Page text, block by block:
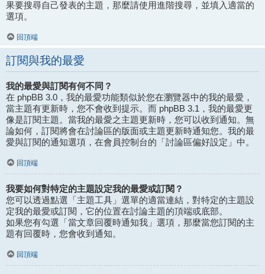
果要搜尋自己發表的主題，那麼請使用進階搜尋，並填入適當的
選項。
回頂端
訂閱與我的最愛
我的最愛與訂閱有何不同？
在 phpBB 3.0，我的最愛功能類似於您在瀏覽器中的我的最愛，
當主題有更新時，您不會收到提示。而 phpBB 3.1，我的最愛更
像是訂閱主題。當我的最愛之主題更新時，您可以收到通知。無
論如何，訂閱將會在討論區的版面或主題更新時通知您。我的最
愛與訂閱的通知選項，在會員控制台的「討論區偏好設定」中。
回頂端
我要如何對特定的主題設定我的最愛或訂閱？
您可以透過點選「主題工具」選單的適當連結，對特定的主題設
定我的最愛或訂閱，它的位置在討論主題的頂端或底部。
如果您有勾選「當文章回覆時通知我」選項，那麼當您訂閱的主
題有回覆時，您會收到通知。
回頂端